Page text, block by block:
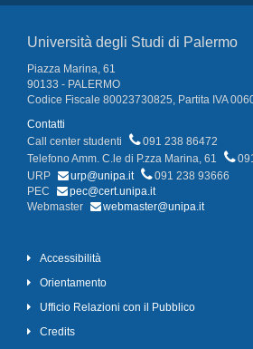
Università degli Studi di Palermo
Piazza Marina, 61
90133 - PALERMO
Codice Fiscale 80023730825, Partita IVA
Contatti
Call center studenti
091 238 86472
Telefono Amm. C.le di P.zza Marina, 61
URP
urp@unipa.it
091 238 93666
PEC
pec@cert.unipa.it
Webmaster
webmaster@unipa.it
Accessibilità
Orientamento
Ufficio Relazioni con il Pubblico
Credits